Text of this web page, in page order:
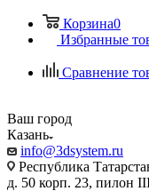
Корзина0
Избранные
Сравнение
Ваш город
Казань
info@3dsystem.ru
Республика
д. 50 корп. 23, пилон